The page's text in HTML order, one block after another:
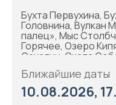
Бухта Первухина,
Головнина, Вулкан
палец», Мыс
Горячее, Озеро
Сахалин, Скала
Южно-Курильск,
Ближайшие даты
10.08.2026,